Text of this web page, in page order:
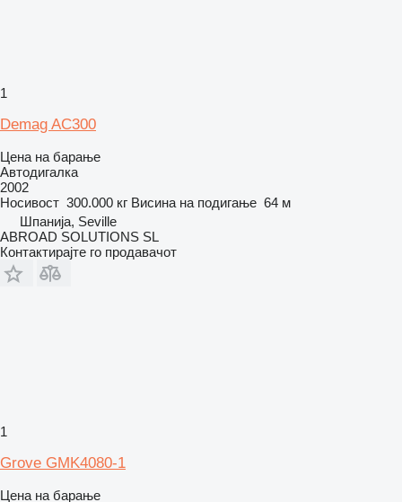
1
Demag AC300
Цена на барање
Автодигалка
2002
Носивост 300.000 кг Висина на подигање 64 м
Шпанија, Seville
ABROAD SOLUTIONS SL
Контактирајте го продавачот
1
Grove GMK4080-1
Цена на барање